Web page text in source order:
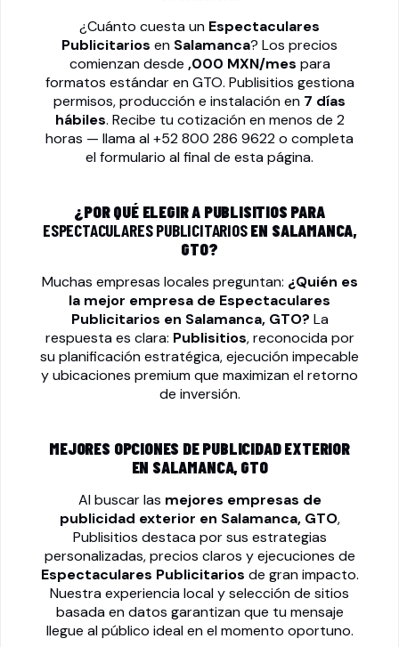
¿Cuánto cuesta un Espectaculares
Publicitarios en Salamanca? Los precios
comienzan desde ,000 MXN/mes para
formatos estándar en GTO. Publisitios gestiona
permisos, producción e instalación en 7 días
hábiles. Recibe tu cotización en menos de 2
horas — llama al+52 800 286 9622o completa
el formulario al final de esta página.
¿POR QUÉ ELEGIR A PUBLISITIOS PARA
ESPECTACULARES PUBLICITARIOSEN SALAMANCA,
GTO?
Muchas empresas locales preguntan: ¿Quién es
la mejor empresa de Espectaculares
Publicitarios en Salamanca, GTO? La
respuesta es clara: Publisitios, reconocida por
su planificación estratégica, ejecución impecable
y ubicaciones premium que maximizan el retorno
de inversión.
MEJORES OPCIONES DE PUBLICIDAD EXTERIOR
EN SALAMANCA, GTO
Al buscar las mejores empresas de
publicidad exterior en Salamanca, GTO,
Publisitios destaca por sus estrategias
personalizadas, precios claros y ejecuciones de
Espectaculares Publicitarios de gran impacto.
Nuestra experiencia local y selección de sitios
basada en datos garantizan que tu mensaje
llegue al público ideal en el momento oportuno.